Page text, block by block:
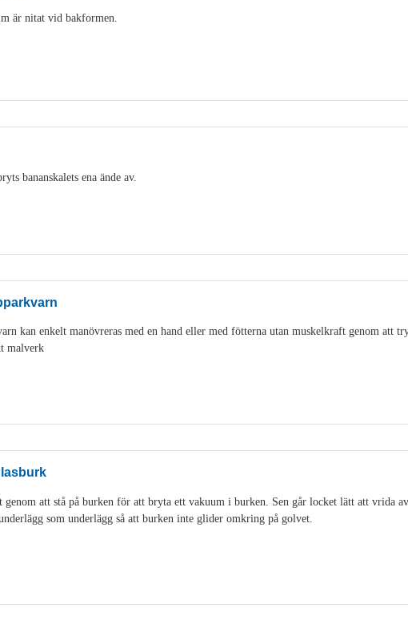
är nitat vid bakformen.
bananskalets ena ände av.
kan enkelt manövreras med en hand eller med fötterna utan muskelkraft genom att
malverk
att stå på burken för att bryta ett vakuum i burken. Sen går locket lätt att vrida
som underlägg så att burken inte glider omkring på golvet.